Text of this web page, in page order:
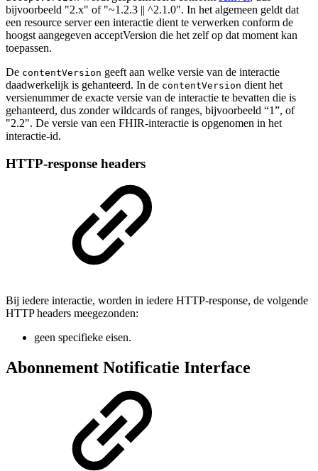
bijvoorbeeld "2.x" of "~1.2.3 || ^2.1.0". In het algemeen geldt dat
een resource server een interactie dient te verwerken conform de
hoogst aangegeven acceptVersion die het zelf op dat moment kan
toepassen.
De contentVersion geeft aan welke versie van de interactie
daadwerkelijk is gehanteerd. In de contentVersion dient het
versienummer de exacte versie van de interactie te bevatten die is
gehanteerd, dus zonder wildcards of ranges, bijvoorbeeld “1”, of
"2.2". De versie van een FHIR-interactie is opgenomen in het
interactie-id.
HTTP-response headers
Bij iedere interactie, worden in iedere HTTP-response, de volgende
HTTP headers meegezonden:
geen specifieke eisen.
Abonnement Notificatie Interface